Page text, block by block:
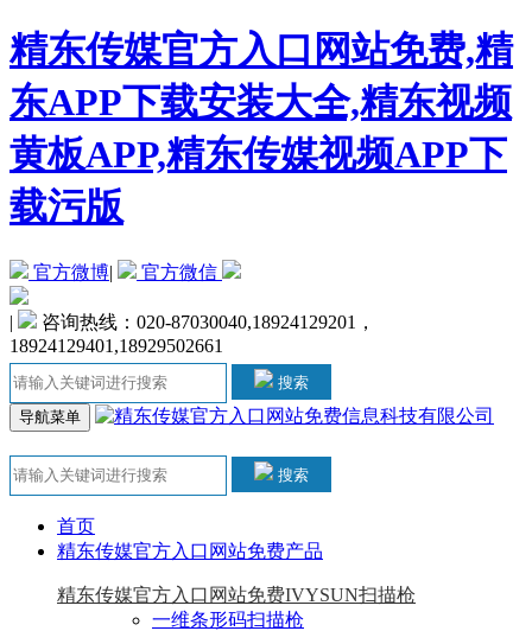
精东传媒官方入口网站免费,精
东APP下载安装大全,精东视频
黄板APP,精东传媒视频APP下
载污版
官方微博| 官方微信
|
咨询热线：020-87030040,18924129201，
18924129401,18929502661
搜索
导航菜单
搜索
首页
精东传媒官方入口网站免费产品
精东传媒官方入口网站免费IVYSUN扫描枪
一维条形码扫描枪